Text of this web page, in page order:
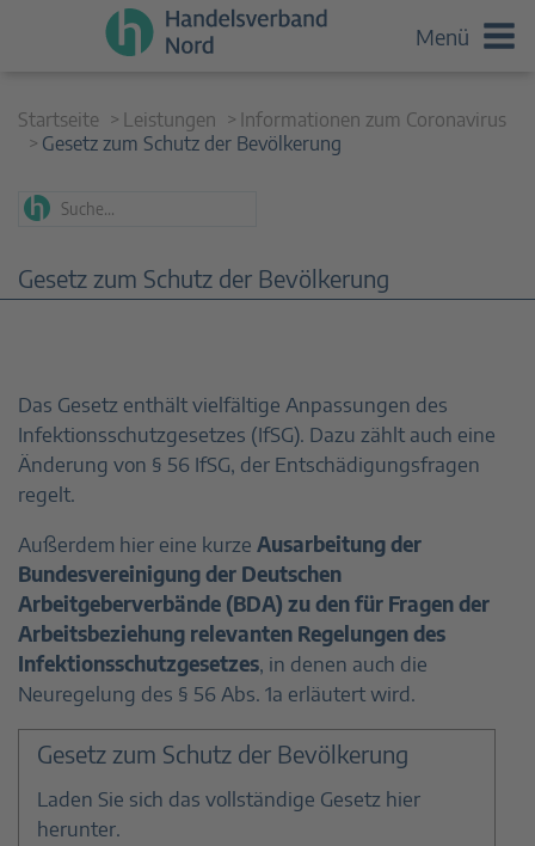
Menü
Startseite Leistungen
Informationen zum Coronavirus
Gesetz zum Schutz der Bevölkerung
Gesetz zum Schutz der Bevölkerung
Das Gesetz enthält vielfältige Anpassungen des
Infektionsschutzgesetzes (IfSG). Dazu zählt auch eine
Änderung von § 56 IfSG, der Entschädigungsfragen
regelt.
Außerdem hier eine kurze Ausarbeitung der
Bundesvereinigung der Deutschen
Arbeitgeberverbände (BDA) zu den für Fragen der
Arbeitsbeziehung relevanten Regelungen des
Infektionsschutzgesetzes, in denen auch die
Neuregelung des § 56 Abs. 1a erläutert wird.
Gesetz zum Schutz der Bevölkerung
Laden Sie sich das vollständige Gesetz hier
herunter.